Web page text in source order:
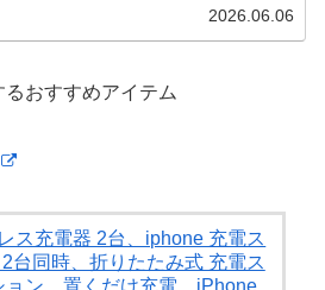
2026.06.06
おすすめアイテム
ス充電器 2台、iphone 充電ス
台同時、折りたたみ式 充電ス
ョン、置くだけ充電、iPhone